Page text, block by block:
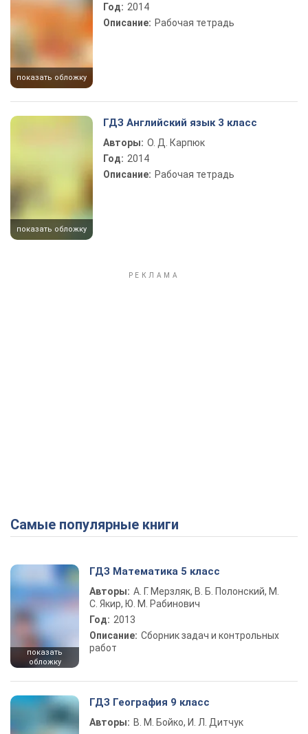
показать обложку
Год: 2014
Описание: Рабочая тетрадь
показать обложку
ГДЗ Английский язык 3 класс
Авторы: О. Д. Карпюк
Год: 2014
Описание: Рабочая тетрадь
Самые популярные книги
показать
обложку
ГДЗ Математика 5 класс
Авторы: А. Г. Мерзляк, В. Б. Полонский, М.
С. Якир, Ю. М. Рабинович
Год: 2013
Описание: Сборник задач и контрольных
работ
ГДЗ География 9 класс
Авторы: В. М. Бойко, И. Л. Дитчук